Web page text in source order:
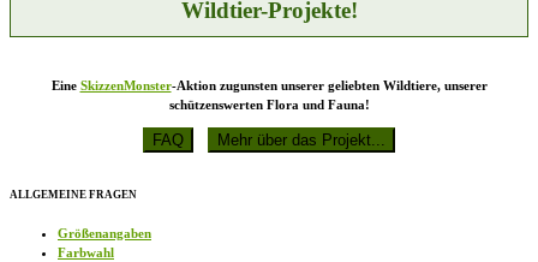
Wildtier-Projekte!
Eine SkizzenMonster-Aktion zugunsten unserer geliebten Wildtiere, unserer
schützenswerten Flora und Fauna!
ALLGEMEINE FRAGEN
Größenangaben
Farbwahl